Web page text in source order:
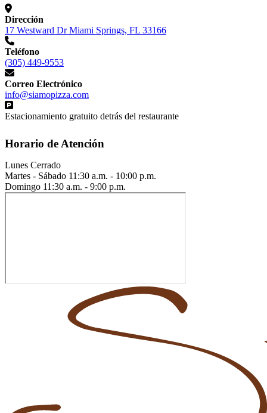
Dirección
17 Westward Dr Miami Springs, FL 33166
Teléfono
(305) 449-9553
Correo Electrónico
info@siamopizza.com
Estacionamiento gratuito detrás del restaurante
Horario de Atención
Lunes Cerrado
Martes - Sábado 11:30 a.m. - 10:00 p.m.
Domingo 11:30 a.m. - 9:00 p.m.